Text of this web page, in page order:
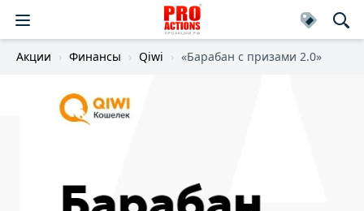
Акции Финансы Qiwi «Барабан с призами 2.0»